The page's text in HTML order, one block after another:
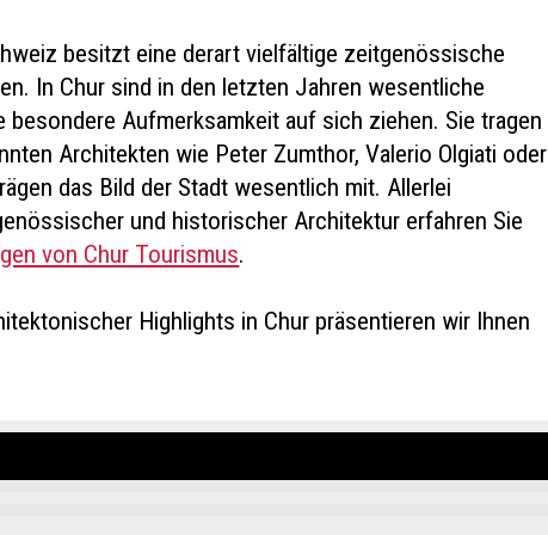
besitzt eine derart vielfältige zeitgenössische
In Chur sind in den letzten Jahren wesentliche
besondere Aufmerksamkeit auf sich ziehen. Sie tragen
Architekten wie Peter Zumthor, Valerio Olgiati oder
das Bild der Stadt wesentlich mit. Allerlei
und historischer Architektur erfahren Sie
von Chur Tourismus.
Highlights in Chur präsentieren wir Ihnen